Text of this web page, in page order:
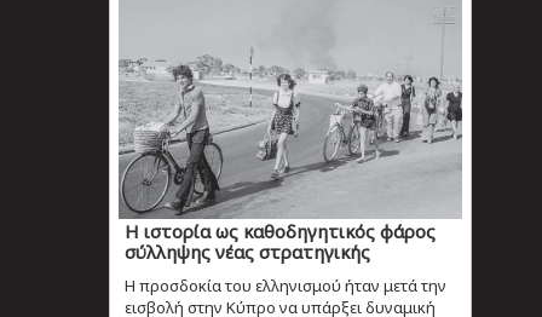
Η ιστορία ως καθοδηγητικός φάρος
σύλληψης νέας στρατηγικής
Η προσδοκία του ελληνισμού ήταν μετά την
εισβολή στην Κύπρο να υπάρξει δυναμική